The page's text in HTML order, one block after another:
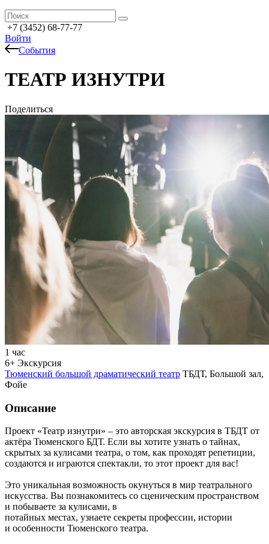
+7 (3452) 68-77-77
Войти
События
ТЕАТР ИЗНУТРИ
Поделиться
1 час
6+ Экскурсия
Тюменский большой драматический театр ТБДТ, Большой зал,
Фойе
Описание
Проект «Театр изнутри» – это авторская экскурсия в ТБДТ от
актёра Тюменского БДТ. Если вы хотите узнать о тайнах,
скрытых за кулисами театра, о том, как проходят репетиции,
создаются и играются спектакли, то этот проект для вас!
Это уникальная возможность окунуться в мир театрального
искусства. Вы познакомитесь со сценическим пространством
и побываете за кулисами, в
потайных местах, узнаете секреты профессии, истории
и особенности Тюменского театра.